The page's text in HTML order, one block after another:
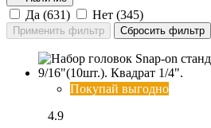
Да (631) Нет (345)
Покупай выгодно
4.9